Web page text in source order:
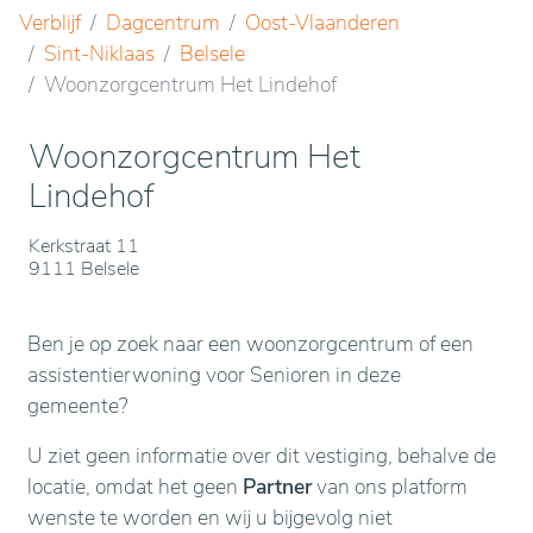
Verblijf Dagcentrum
Oost-Vlaanderen
Sint-Niklaas
Belsele
Woonzorgcentrum Het Lindehof
Woonzorgcentrum Het
Lindehof
Kerkstraat 11
9111 Belsele
Ben je op zoek naar een woonzorgcentrum of een
assistentierwoning voor Senioren in deze
gemeente?
U ziet geen informatie over dit vestiging, behalve de
locatie, omdat het geen Partnervan ons platform
wenste te worden en wij u bijgevolg niet